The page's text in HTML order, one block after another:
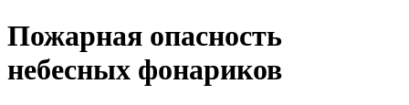
Пожарная опасность
небесных фонариков